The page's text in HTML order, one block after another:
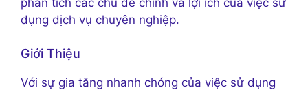
phân tích các chủ đề chính và lợi ích của việc sử
dụng dịch vụ chuyên nghiệp.
Giới Thiệu
Với sự gia tăng nhanh chóng của việc sử dụng